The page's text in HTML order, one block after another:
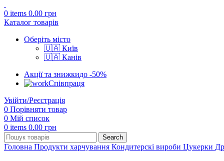
0 items 0.00 грн
Каталог товарів
Оберіть місто
🇺🇦 Київ
🇺🇦 Канів
Акції та знижкидо -50%
Співпраця
Увійти/Реєстрація
0 Порівняти товар
0 Мій список
0 items 0.00 грн
Search
Головна Продукти харчування Кондитерскі вироби Цукерки